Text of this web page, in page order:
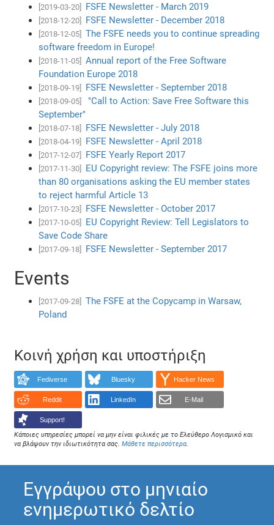
[2019-03-20] FSFE Newsletter - March 2019
[2018-12-20] FSFE Newsletter - December 2018
[2018-12-05]
The FSFE needs you to continue spreading
software freedom in Europe!
[2018-11-05]
Annual report of the Free Software
Foundation Europe 2018
[2018-09-19] FSFE Newsletter - September 2018
[2018-09-05]
"Call to Action: Save Free Software this
September"
[2018-07-18] FSFE Newsletter - July 2018
[2018-04-19] FSFE Newsletter - April 2018
[2017-12-07] FSFE Yearly Report 2017
[2017-11-30]
EU Copyright review: The FSFE joins more
than 80 organisations asking the EU member states
to reject harmful Article 13
[2017-10-23] FSFE Newsletter - October 2017
[2017-10-05]
EU Copyright Review: Tell Legislators to
Save Code Share
[2017-09-18] FSFE Newsletter - September 2017
Events
[2017-09-28]
The FSFE at the Copycamp in Warsaw,
Poland
Κοινή χρήση και υποστήριξη
Fediverse Bluesky Hacker News
Reddit LinkedIn E-Mail
Support!
Κάποιες υπηρεσίες μπορεί να μην είναι φιλικές με το Ελεύθερο Λογισμικό και
να βλάψουν την ιδιωτικότητα σας.Μάθετε περισσότερα.
Εγγράψου στο μηνιαίο
ενημερωτικό δελτίο